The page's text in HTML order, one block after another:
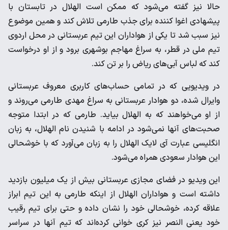
حالا نیز گفته می‌شود که ممکن است الهلال در تابستان با
پیشهادی اغوا کننده برای جذب طارمی تلاش کند و همین موضوع
نیز سبب شد تا یکی از هواداران این تیم عربستانی در محل اردوی
تیم ملی در قطر، به سراغ مهاجم بوشهری برود و از او درخواست
کند که لباس آبی‌های ریاض را بر تن کند.
در ویدیویی که در تمامی حساب‌های کاربری معروف عربستانی
وایرال شده، دو هوادار عربستانی به سراغ مهدی طارمی می‌روند و
از او می‌خواهند که به الهلال بیاید. طارمی که در ابتدا متوجه
صحبت‌های آنها نمی‌شود در ادامه با شنیدن نام الهلال، به زبان
انگلیسی عبارت آی لایک الهلال را به زبان می‌آورد که با خوشحالی
این هوادار سعودی همراه می‌شود.
این ویدیو در فضای مجازی عربستانی بیش از یک میلیون بازدید
داشته است و هواداران الهلال از اینکه طارمی به این تیم ابراز
علاقه کرده، خوشحالی خود را نشان داده و حتی برای تیم رقیب
خود یعنی النصر نیز کری خوانی کرده‌اند که تیم آنها در سراسر